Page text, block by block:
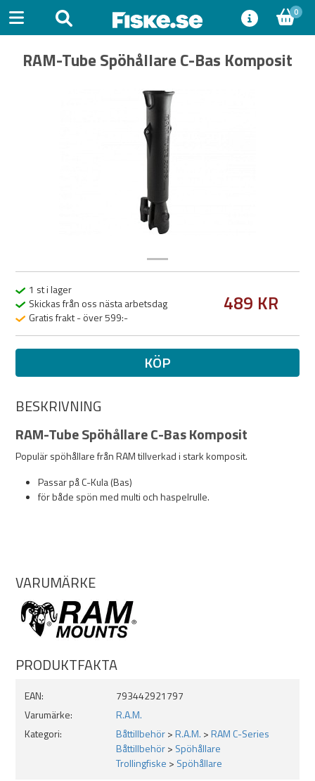
0
RAM-Tube Spöhållare C-Bas Komposit
1 st i lager
Skickas från oss nästa arbetsdag
Gratis frakt - över 599:-
489 KR
KÖP
BESKRIVNING
RAM-Tube Spöhållare C-Bas Komposit
Populär spöhållare från RAM tillverkad i stark komposit.
Passar på C-Kula (Bas)
för både spön med multi och haspelrulle.
VARUMÄRKE
PRODUKTFAKTA
EAN:
793442921797
Varumärke:
R.A.M.
Kategori:
Båttillbehör>R.A.M. >RAM C-Series
Båttillbehör> Spöhållare
Trollingfiske > Spöhållare